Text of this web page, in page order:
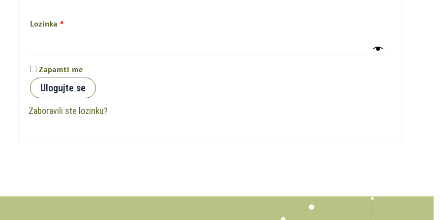
Lozinka *
Zapamti me
Ulogujte se
Zaboravili ste lozinku?